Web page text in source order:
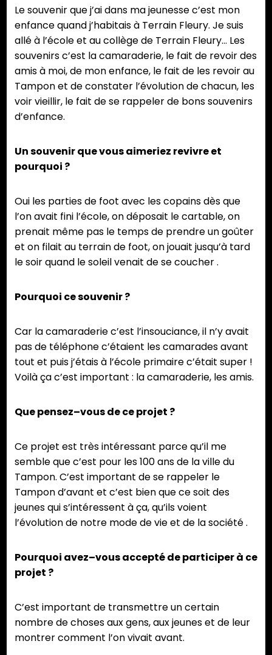
Le souvenir que j’ai dans ma jeunesse c’est mon
enfance quand j’habitais à Terrain Fleury. Je suis
allé à l’école et au collège de Terrain Fleury… Les
souvenirs c’est la camaraderie, le fait de revoir des
amis à moi, de mon enfance, le fait de les revoir au
Tampon et de constater l’évolution de chacun, les
voir vieillir, le fait de se rappeler de bons souvenirs
d’enfance.
Un souvenir que vous aimeriez revivre et
pourquoi ?
Oui les parties de foot avec les copains dès que
l’on avait fini l’école, on déposait le cartable, on
prenait même pas le temps de prendre un goûter
et on filait au terrain de foot, on jouait jusqu’à tard
le soir quand le soleil venait de se coucher .
Pourquoi ce souvenir ?
Car la camaraderie c’est l’insouciance, il n’y avait
pas de téléphone c’étaient les camarades avant
tout et puis j’étais à l’école primaire c’était super !
Voilà ça c’est important : la camaraderie, les amis.
Que pensez–vous de ce projet ?
Ce projet est très intéressant parce qu’il me
semble que c’est pour les 100 ans de la ville du
Tampon. C’est important de se rappeler le
Tampon d’avant et c’est bien que ce soit des
jeunes qui s’intéressent à ça, qu’ils voient
l’évolution de notre mode de vie et de la société .
Pourquoi avez–vous accepté de participer à ce
projet ?
C’est important de transmettre un certain
nombre de choses aux gens, aux jeunes et de leur
montrer comment l’on vivait avant.